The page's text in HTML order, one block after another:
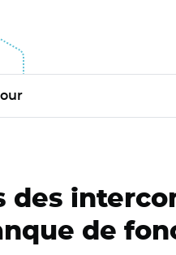
des
de